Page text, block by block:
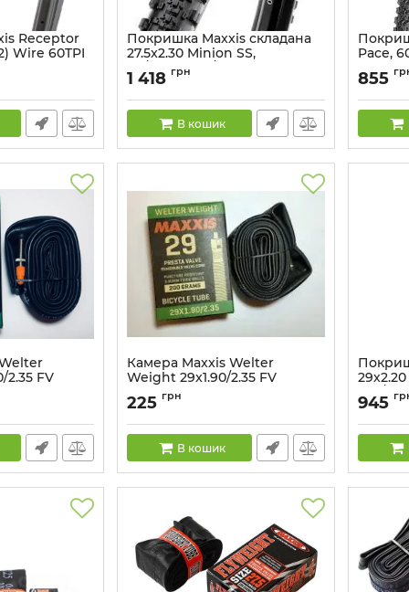
Receptor
Wire 60TPI
Покришка Maxxis складана
27.5x2.30 Minion SS,
TR/Silkworm/EXO 60TPI, 60a
Артикул:
1 418 грн
В кошик
Pace,
Артикул:
855
2.35 FV
Камера Maxxis Welter
Weight 29x1.90/2.35 FV
Артикул: 51968261
225 грн
В кошик
62a/60a
Артикул:
945